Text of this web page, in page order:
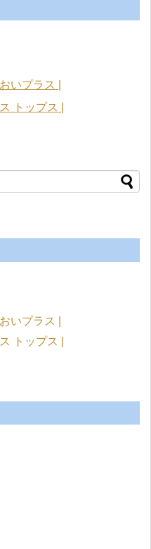
いプラス |
トップス |
いプラス |
トップス |